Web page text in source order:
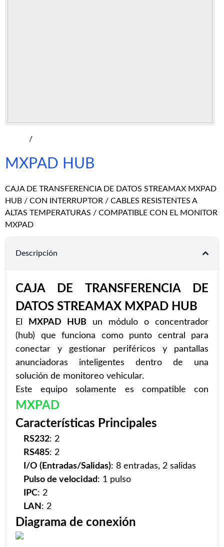
/
MXPAD HUB
CAJA DE TRANSFERENCIA DE DATOS STREAMAX MXPAD
HUB / CON INTERRUPTOR / CABLES RESISTENTES A
ALTAS TEMPERATURAS / COMPATIBLE CON EL MONITOR
MXPAD
Descripción
CAJA DE TRANSFERENCIA DE
DATOS STREAMAX MXPAD HUB
El MXPAD HUB un módulo o concentrador
(hub) que funciona como punto central para
conectar y gestionar periféricos y pantallas
anunciadoras inteligentes dentro de una
solución de monitoreo vehicular.
Este equipo solamente es compatible con
MXPAD
Características Principales
RS232: 2
RS485: 2
I/O (Entradas/Salidas): 8 entradas, 2 salidas
Pulso de velocidad: 1 pulso
IPC: 2
LAN : 2
Diagrama de conexión